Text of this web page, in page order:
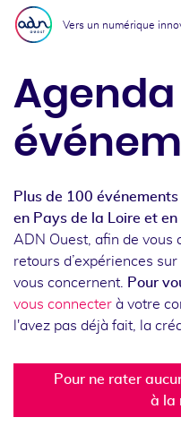
Aller au menu
Aller au contenu
Vers un numérique
Agenda
Plus de 100
en Pays de la Loire et
ADN Ouest, afin de
retours d’expériences
vous concernent.
Pour
vous connecter à votre
l'avez pas déjà fait, la
Pour ne rater
à la